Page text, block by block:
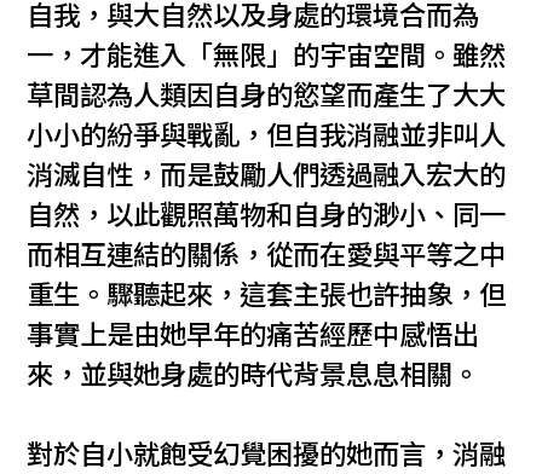
自我，與大自然以及身處的環境合而為
一，才能進入「無限」的宇宙空間。雖然
草間認為人類因自身的慾望而產生了大大
小小的紛爭與戰亂，但自我消融並非叫人
消滅自性，而是鼓勵人們透過融入宏大的
自然，以此觀照萬物和自身的渺小、同一
而相互連結的關係，從而在愛與平等之中
重生。驟聽起來，這套主張也許抽象，但
事實上是由她早年的痛苦經歷中感悟出
來，並與她身處的時代背景息息相關。
對於自小就飽受幻覺困擾的她而言，消融